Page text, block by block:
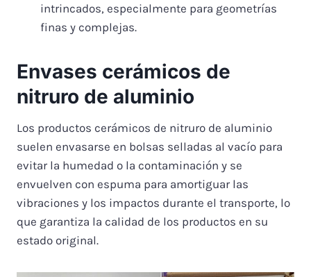
intrincados, especialmente para geometrías
finas y complejas.
Envases cerámicos de
nitruro de aluminio
Los productos cerámicos de nitruro de aluminio
suelen envasarse en bolsas selladas al vacío para
evitar la humedad o la contaminación y se
envuelven con espuma para amortiguar las
vibraciones y los impactos durante el transporte, lo
que garantiza la calidad de los productos en su
estado original.